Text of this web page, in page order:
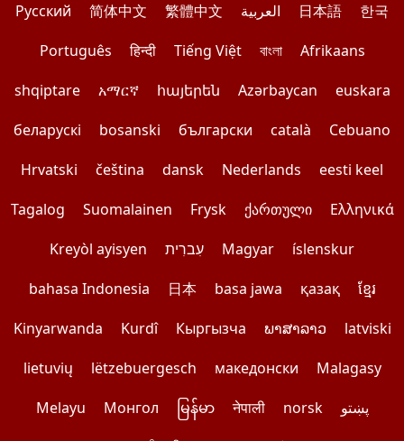
Pусский
简体中文 繁體中文 العربية 日本語
한국
Português
हिन्दी Tiếng Việt বাংলা
Afrikaans
shqiptare
አማርኛ հայերեն Azərbaycan
euskara
беларускі
bosanski български català
Cebuano
Hrvatski
čeština dansk Nederlands
eesti keel
Tagalog
Suomalainen Frysk ქართული
Ελληνικά
Kreyòl ayisyen
עִברִית Magyar
íslenskur
bahasa Indonesia
日本 basa jawa қазақ
ខ្មែរ
Kinyarwanda
Kurdî Кыргызча ພາສາລາວ
latviski
lietuvių
lëtzebuergesch македонски
Malagasy
Melayu
Монгол မြန်မာ नेपाली norsk
پښتو